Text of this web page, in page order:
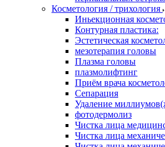
Косметология / трихология
Иньекционная
Контурная пластика:
Эстетическая
мезотерапия головы
Плазма головы
плазмолифтинг
Приём врача
Сепарация
Удаление
фотодермолиз
Чистка лица
Чистка лица